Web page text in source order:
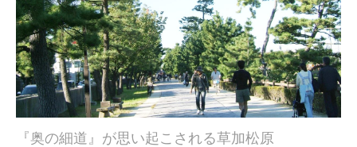
『奥の細道』が思い起こされる草加松原